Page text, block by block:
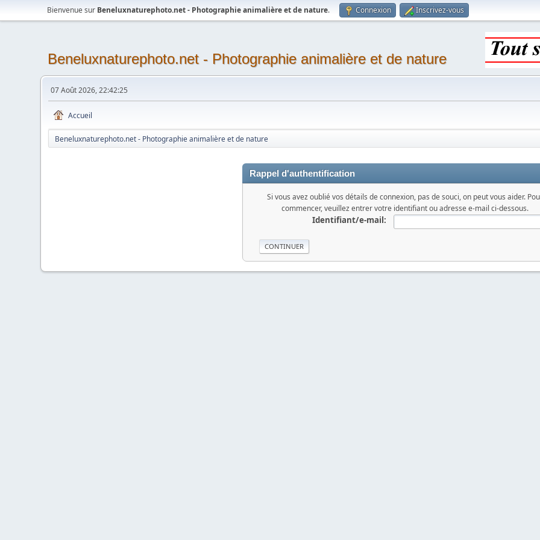
Bienvenue sur Beneluxnaturephoto.net - Photographie animalière et de nature. Connexion Inscrivez-vous
Beneluxnaturephoto.net - Photographie animalière et de nature
07 Août 2026, 22:42:25
Accueil
Beneluxnaturephoto.net - Photographie animalière et de nature
Rappel d'authentification
Si vous avez oublié vos détails de connexion, pas de souci, on peut vous aider.
commencer, veuillez entrer votre identifiant ou adresse e-mail ci-dessous.
Identifiant/e-mail: